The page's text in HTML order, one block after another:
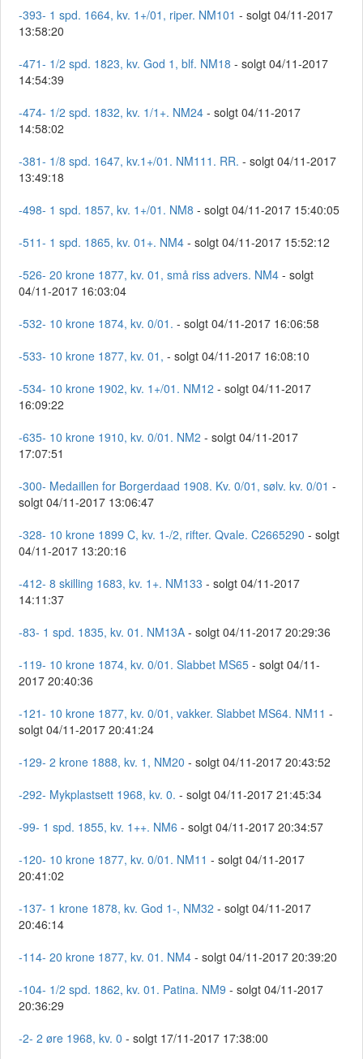
-393- 1 spd. 1664, kv. 1+/01, riper. NM101 - solgt 04/11-2017
13:58:20
-471- 1/2 spd. 1823, kv. God 1, blf. NM18 - solgt 04/11-2017
14:54:39
-474- 1/2 spd. 1832, kv. 1/1+. NM24 - solgt 04/11-2017
14:58:02
-381- 1/8 spd. 1647, kv.1+/01. NM111. RR. - solgt 04/11-2017
13:49:18
-498- 1 spd. 1857, kv. 1+/01. NM8 - solgt 04/11-2017 15:40:05
-511- 1 spd. 1865, kv. 01+. NM4 - solgt 04/11-2017 15:52:12
-526- 20 krone 1877, kv. 01, små riss advers. NM4 - solgt
04/11-2017 16:03:04
-532- 10 krone 1874, kv. 0/01. - solgt 04/11-2017 16:06:58
-533- 10 krone 1877, kv. 01, - solgt 04/11-2017 16:08:10
-534- 10 krone 1902, kv. 1+/01. NM12 - solgt 04/11-2017
16:09:22
-635- 10 krone 1910, kv. 0/01. NM2 - solgt 04/11-2017
17:07:51
-300- Medaillen for Borgerdaad 1908. Kv. 0/01, sølv. kv. 0/01 -
solgt 04/11-2017 13:06:47
-328- 10 krone 1899 C, kv. 1-/2, rifter. Qvale. C2665290 - solgt
04/11-2017 13:20:16
-412- 8 skilling 1683, kv. 1+. NM133 - solgt 04/11-2017
14:11:37
-83- 1 spd. 1835, kv. 01. NM13A - solgt 04/11-2017 20:29:36
-119- 10 krone 1874, kv. 0/01. Slabbet MS65 - solgt 04/11-
2017 20:40:36
-121- 10 krone 1877, kv. 0/01, vakker. Slabbet MS64. NM11 -
solgt 04/11-2017 20:41:24
-129- 2 krone 1888, kv. 1, NM20 - solgt 04/11-2017 20:43:52
-292- Mykplastsett 1968, kv. 0. - solgt 04/11-2017 21:45:34
-99- 1 spd. 1855, kv. 1++. NM6 - solgt 04/11-2017 20:34:57
-120- 10 krone 1877, kv. 0/01. NM11 - solgt 04/11-2017
20:41:02
-137- 1 krone 1878, kv. God 1-, NM32 - solgt 04/11-2017
20:46:14
-114- 20 krone 1877, kv. 01. NM4 - solgt 04/11-2017 20:39:20
-104- 1/2 spd. 1862, kv. 01. Patina. NM9 - solgt 04/11-2017
20:36:29
-2- 2 øre 1968, kv. 0 - solgt 17/11-2017 17:38:00